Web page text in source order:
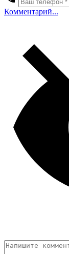
Комментарий...